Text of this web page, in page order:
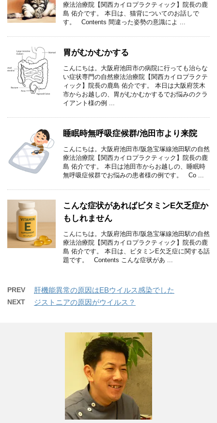
療法治療院【関西カイロプラクティック】院長の鹿
島 佑介です。 本日は、猫背についてのお話しで
す。 Contents 間違った姿勢の意識によ ...
胃がむかむかする
こんにちは。大阪府池田市の病院に行っても治らな
い症状専門の自然療法治療院【関西カイロプラクテ
ィック】院長の鹿島 佑介です。 本日は大阪府茨木
市からお越しの、胃がむかむかするでお悩みのクラ
イアント様の例 ...
睡眠時無呼吸症候群/池田市より来院
こんにちは。大阪府池田市/阪急宝塚線池田駅の自然
療法治療院【関西カイロプラクティック】院長の鹿
島 佑介です。 本日は池田市からお越しの、睡眠時
無呼吸症候群でお悩みの患者様の例です。 Co ...
こんな症状があればビタミンE欠乏症か
もしれません
こんにちは。大阪府池田市/阪急宝塚線池田駅の自然
療法治療院【関西カイロプラクティック】院長の鹿
島 佑介です。 本日は、ビタミンE欠乏症に関する話
題です。 Contents こんな症状があ ...
PREV 肝機能異常の原因はEBウイルス感染でした
NEXT ジストニアの原因がウイルス？